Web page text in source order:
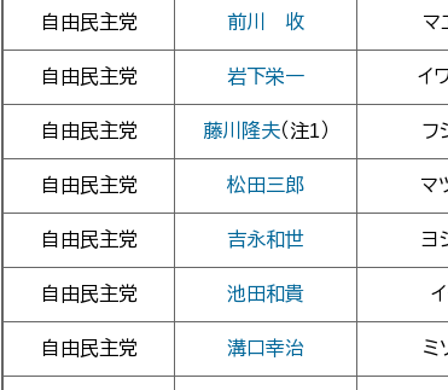
自由民主党 前川 收 マ
自由民主党 岩下栄一 イ
自由民主党 藤川隆夫（注1） フ
自由民主党 松田三郎 マ
自由民主党 吉永和世 ヨ
自由民主党 池田和貴
自由民主党 溝口幸治 ミ